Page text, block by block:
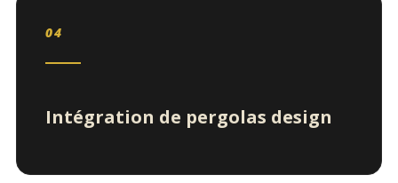
04
Intégration de pergolas design